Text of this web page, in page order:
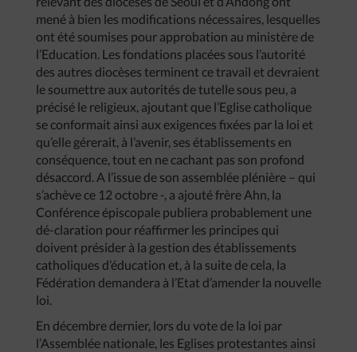
mené à bien les modifications nécessaires, lesquelles
ont été soumises pour approbation au ministère de
l’Education. Les fondations placées sous l’autorité
des autres diocèses terminent ce travail et devraient
le soumettre aux autorités de tutelle sous peu, a
précisé le religieux, ajoutant que l’Eglise catholique
se conformait ainsi aux exigences fixées par la loi et
qu’elle gérerait, à l’avenir, ses établissements en
conséquence, tout en ne cachant pas son profond
désaccord. A l’issue de son assemblée plénière – qui
s’achève ce 12 octobre -, a ajouté frère Ahn, la
Conférence épiscopale publiera probablement une
dé-claration pour réaffirmer les principes qui
doivent présider à la gestion des établissements
catholiques d’éducation et, à la suite de cela, la
Fédération demandera à l’Etat d’amender la nouvelle
loi.
En décembre dernier, lors du vote de la loi par
l’Assemblée nationale, les Eglises protestantes ainsi